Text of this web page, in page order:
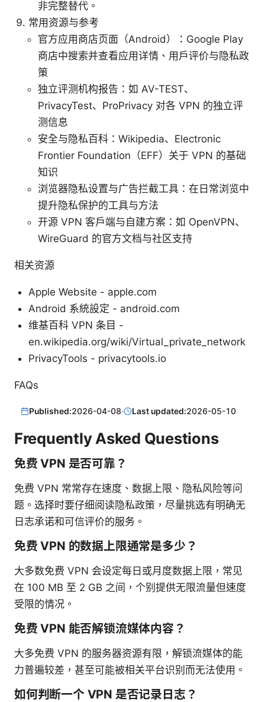
非完整替代。
常用资源与参考
官方应用商店页面（Android）：Google Play
商店中搜索并查看应用详情、用户评价与隐私政
策
独立评测机构报告：如 AV-TEST、
PrivacyTest、ProPrivacy 对各 VPN 的独立评
测信息
安全与隐私百科：Wikipedia、Electronic
Frontier Foundation（EFF）关于 VPN 的基础
知识
浏览器隐私设置与广告拦截工具：在日常浏览中
提升隐私保护的工具与方法
开源 VPN 客户端与自建方案：如 OpenVPN、
WireGuard 的官方文档与社区支持
相关资源
Apple Website - apple.com
Android 系統設定 - android.com
维基百科 VPN 条目 -
en.wikipedia.org/wiki/Virtual_private_network
PrivacyTools - privacytools.io
FAQs
Published:2026-04-08· Last updated:2026-05-10
Frequently Asked Questions
免费 VPN 是否可靠？
免费 VPN 常常存在速度、数据上限、隐私风险等问
题。选择时要仔细阅读隐私政策，尽量挑选有明确无
日志承诺和可信评价的服务。
免费 VPN 的数据上限通常是多少？
大多数免费 VPN 会设定每日或月度数据上限，常见
在 100 MB 至 2 GB 之间，个别提供无限流量但速度
受限的情况。
免费 VPN 能否解锁流媒体内容？
大多免费 VPN 的服务器资源有限，解锁流媒体的能
力普遍较差，甚至可能被相关平台识别而无法使用。
如何判断一个 VPN 是否记录日志？